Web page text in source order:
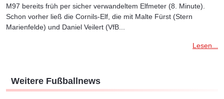
M97 bereits früh per sicher verwandeltem Elfmeter (8. Minute).
Schon vorher ließ die Cornils-Elf, die mit Malte Fürst (Stern
Marienfelde) und Daniel Veilert (VfB...
Lesen...
Weitere Fußballnews